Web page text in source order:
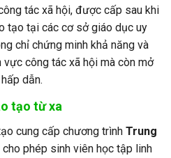
tác xã hội, được cấp sau khi
tạo tại các cơ sở giáo dục uy
chỉ chứng minh khả năng và
công tác xã hội mà còn mở
dẫn.
tạo từ xa
cung cấp chương trình Trung
cho phép sinh viên học tập linh